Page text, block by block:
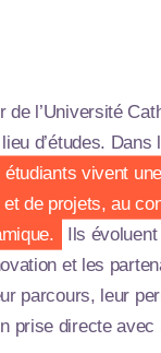
l’Université
lieu d’études.
étudiants vivent
et de projets, au
Ils
et les
parcours, leur
prise directe